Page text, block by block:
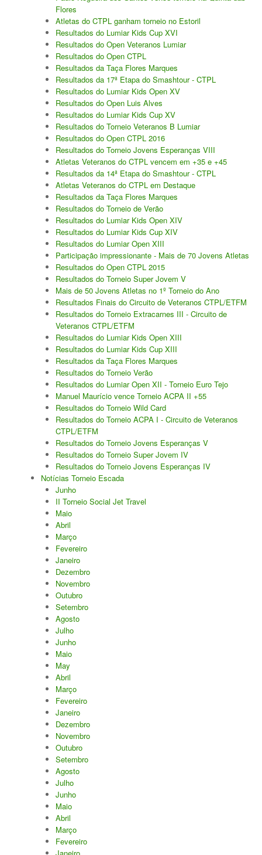
Flores
Atletas do CTPL ganham torneio no Estoril
Resultados do Lumiar Kids Cup XVI
Resultados do Open Veteranos Lumiar
Resultados do Open CTPL
Resultados da Taça Flores Marques
Resultados da 17ª Etapa do Smashtour - CTPL
Resultados do Lumiar Kids Open XV
Resultados do Open Luis Alves
Resultados do Lumiar Kids Cup XV
Resultados do Torneio Veteranos B Lumiar
Resultados do Open CTPL 2016
Resultados do Torneio Jovens Esperanças VIII
Atletas Veteranos do CTPL vencem em +35 e +45
Resultados da 14ª Etapa do Smashtour - CTPL
Atletas Veteranos do CTPL em Destaque
Resultados da Taça Flores Marques
Resultados do Torneio de Verão
Resultados do Lumiar Kids Open XIV
Resultados do Lumiar Kids Cup XIV
Resultados do Lumiar Open XIII
Participação impressionante - Mais de 70 Jovens Atletas
Resultados do Open CTPL 2015
Resultados do Torneio Super Jovem V
Mais de 50 Jovens Atletas no 1º Torneio do Ano
Resultados Finais do Circuito de Veteranos CTPL/ETFM
Resultados do Torneio Extracarnes III - Circuito de
Veteranos CTPL/ETFM
Resultados do Lumiar Kids Open XIII
Resultados do Lumiar Kids Cup XIII
Resultados da Taça Flores Marques
Resultados do Torneio Verão
Resultados do Lumiar Open XII - Torneio Euro Tejo
Manuel Maurício vence Torneio ACPA II +55
Resultados do Torneio Wild Card
Resultados do Torneio ACPA I - Circuito de Veteranos
CTPL/ETFM
Resultados do Torneio Jovens Esperanças V
Resultados do Torneio Super Jovem IV
Resultados do Torneio Jovens Esperanças IV
Notícias Torneio Escada
Junho
II Torneio Social Jet Travel
Maio
Abril
Março
Fevereiro
Janeiro
Dezembro
Novembro
Outubro
Setembro
Agosto
Julho
Junho
Maio
May
Abril
Março
Fevereiro
Janeiro
Dezembro
Novembro
Outubro
Setembro
Agosto
Julho
Junho
Maio
Abril
Março
Fevereiro
Janeiro